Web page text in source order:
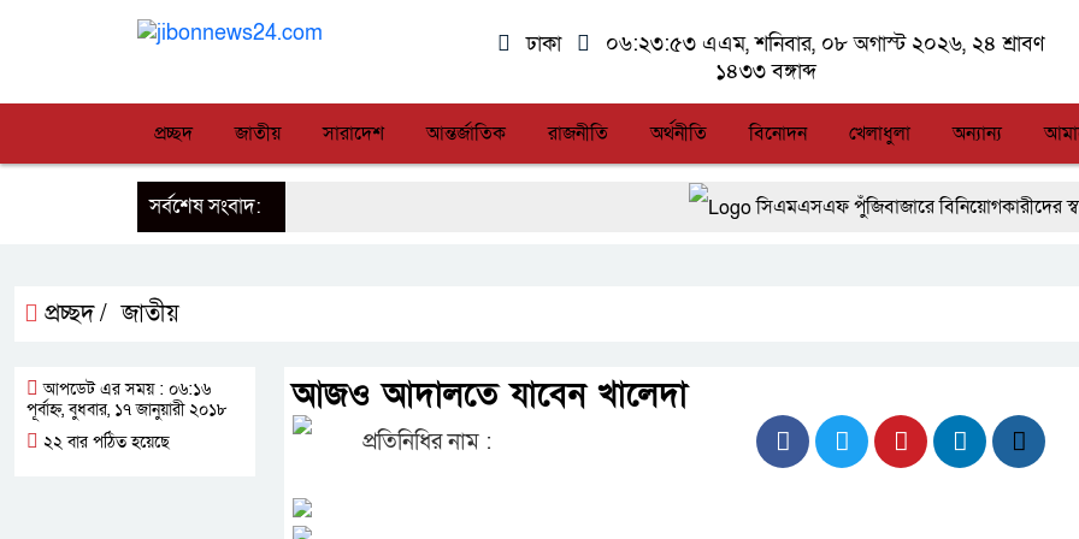
ঢাকা ০৬:২৩:৫৩ এএম, শনিবার, ০৮ অগাস্ট ২০২৬, ২৪ শ্রাবণ
১৪৩৩ বঙ্গাব্দ
প্রচ্ছদ জাতীয় সারাদেশ আন্তর্জাতিক রাজনীতি অর্থনীতি বিনোদন খেলাধুলা অন্যান্য
সর্বশেষ সংবাদ:
সিএমএসএফ পুঁজিবাজারে বিনিয়োগকারীদের স্বার্থ
আত-তানযীল ইনস্টিটিউট চট্টগ্রাম দুবছর পেরিয়ে
ফ্যাসিবাদবিরোধী আন্দোলনে হত্যাকাণ্ডের বিচার হবে
জুলাই স্মৃতি জাদুঘরের দুয়ার খুলেছে, উদ্বোধন করলেন
প্রচ্ছদ / জাতীয়
আজও আদালতে যাবেন খালেদা
প্রতিনিধির নাম :
আপডেট এর সময় : ০৬:১৬
পূর্বাহ্ন, বুধবার, ১৭ জানুয়ারী ২০১৮
২২ বার পঠিত হয়েছে